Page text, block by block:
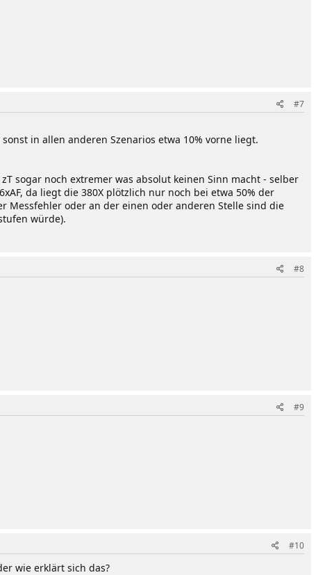
#7
in allen anderen Szenarios etwa 10% vorne liegt.
sogar noch extremer was absolut keinen Sinn macht - selber
da liegt die 380X plötzlich nur noch bei etwa 50% der
Messfehler oder an der einen oder anderen Stelle sind die
würde).
#8
#9
#10
wie erklärt sich das?